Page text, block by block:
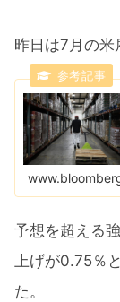
昨日は7月の米
予想を超える
上げが0.75％
た。